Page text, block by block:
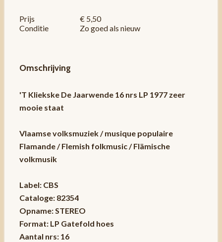
Prijs
€ 5,50
Conditie
Zo goed als nieuw
Omschrijving
'T Kliekske De Jaarwende 16 nrs LP 1977 zeer
mooie staat
Vlaamse volksmuziek / musique populaire
Flamande / Flemish folkmusic / Flämische
volkmusik
Label: CBS
Cataloge: 82354
Opname: STEREO
Format: LP Gatefold hoes
Aantal nrs: 16